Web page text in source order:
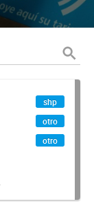
shp
otro
otro